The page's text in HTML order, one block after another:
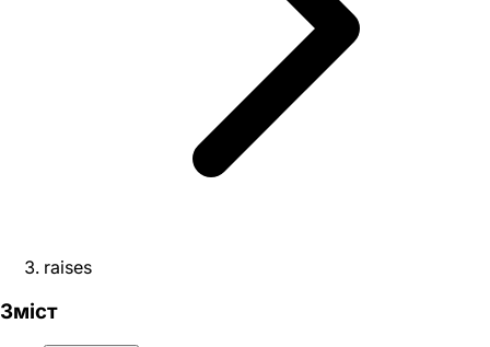
raises
Зміст